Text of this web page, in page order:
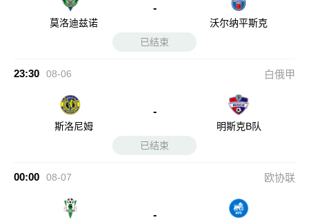
莫洛迪兹诺
-
沃尔纳平斯克
已结束
23:30 08-06 白俄甲
斯洛尼姆
-
明斯克B队
已结束
00:00 08-07 欧协联
-